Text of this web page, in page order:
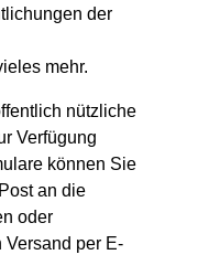
der
mehr.
nützliche
Verfügung
können Sie
an die
oder
per E-